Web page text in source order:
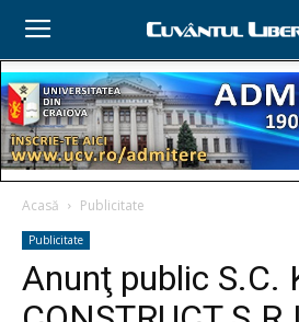
Acasă Publicitate
Publicitate
Anunţ public S.C.